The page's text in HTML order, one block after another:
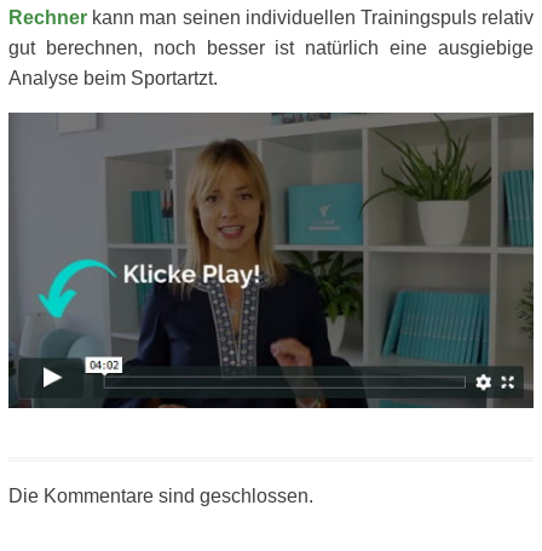
Rechner kann man seinen individuellen Trainingspuls relativ
gut berechnen, noch besser ist natürlich eine ausgiebige
Analyse beim Sportartzt.
Die Kommentare sind geschlossen.